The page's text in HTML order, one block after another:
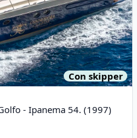
Con skipper
- Ipanema 54. (1997)